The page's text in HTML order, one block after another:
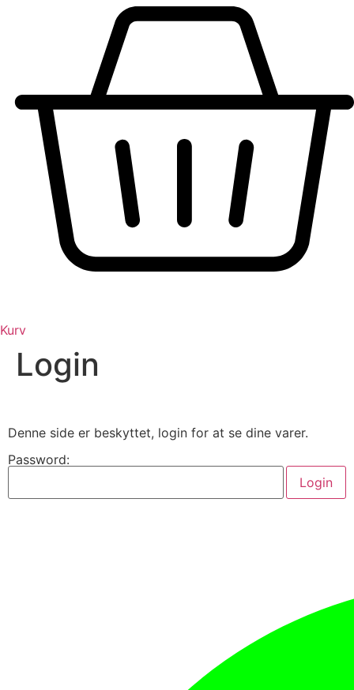
Kurv
Login
Denne side er beskyttet, login for at se dine varer.
Password: